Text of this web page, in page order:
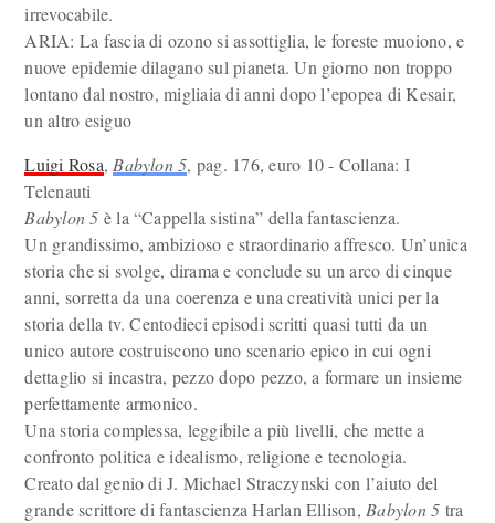
irrevocabile.
ARIA: La fascia di ozono si assottiglia, le foreste muoiono, e
nuove epidemie dilagano sul pianeta. Un giorno non troppo
lontano dal nostro, migliaia di anni dopo l’epopea di Kesair,
un altro esiguo
Luigi Rosa, Babylon 5, pag. 176, euro 10 - Collana: I
Telenauti
Babylon 5 è la “Cappella sistina” della fantascienza.
Un grandissimo, ambizioso e straordinario affresco. Un’unica
storia che si svolge, dirama e conclude su un arco di cinque
anni, sorretta da una coerenza e una creatività unici per la
storia della tv. Centodieci episodi scritti quasi tutti da un
unico autore costruiscono uno scenario epico in cui ogni
dettaglio si incastra, pezzo dopo pezzo, a formare un insieme
perfettamente armonico.
Una storia complessa, leggibile a più livelli, che mette a
confronto politica e idealismo, religione e tecnologia.
Creato dal genio di J. Michael Straczynski con l’aiuto del
grande scrittore di fantascienza Harlan Ellison, Babylon 5 tra